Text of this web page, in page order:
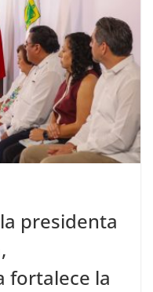
presidenta
fortalece la